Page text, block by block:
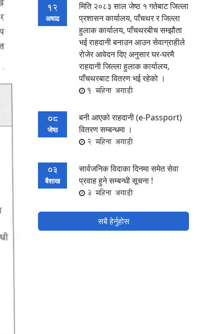
12
अषाढ
मिति २०८३ साल जेष्ठ १ गतेबाट जिल्ला
प्रशासन कार्यालय, पाँचथर र जिल्ला
हुलाक कार्यालय, पाँचथरबीच सम्झौता
भई राहदानी बनाउन आउन सेवाग्राहीले
रोजेर आवेदन दिए अनुसार घर-घरमै
राहदानी जिल्ला हुलाक कार्यालय,
पाँचथरबाट वितरण भई रहेको ।
1 महिना अगाडी
08
जेष्ठ
बनी आएको राहदानी (e-Passport)
वितरण सम्बन्धमा ।
2 महिना अगाडी
03
बैशाख
सार्वजनिक विदाका दिनमा समेत सेवा
प्रवाह हुने सम्बन्धी सूचना !
3 महिना अगाडी
सबै हेर्नुहोस